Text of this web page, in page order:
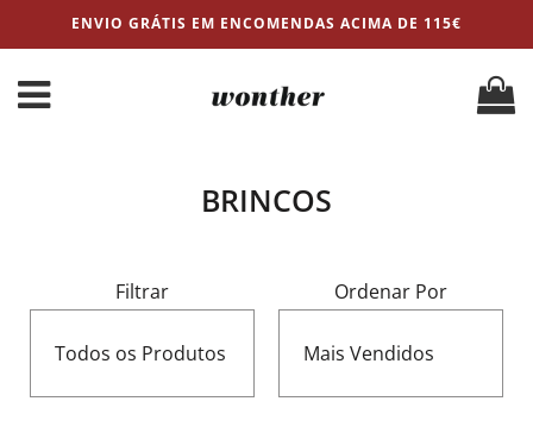
ENVIO GRÁTIS EM ENCOMENDAS ACIMA DE 115€
BRINCOS
Filtrar
Todos os Produtos
Ordenar Por
Mais Vendidos